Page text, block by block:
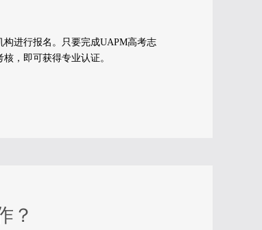
进行报名。只要完成UAPM高考志
，即可获得专业认证。
？